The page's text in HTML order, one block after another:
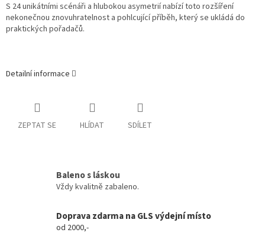
S 24 unikátními scénáři a hlubokou asymetrií nabízí toto rozšíření
nekonečnou znovuhratelnost a pohlcující příběh, který se ukládá do
praktických pořadačů.
Detailní informace
ZEPTAT SE HLÍDAT SDÍLET
Baleno s láskou
Vždy kvalitně zabaleno.
Doprava zdarma na GLS výdejní místo
od 2000,-